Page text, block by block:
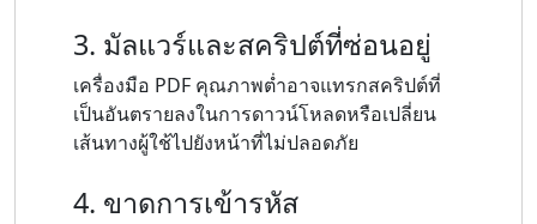
3. มัลแวร์และสคริปต์ที่ซ่อนอยู่
เครื่องมือ PDF คุณภาพต่ำอาจแทรกสคริปต์ที่
เป็นอันตรายลงในการดาวน์โหลดหรือเปลี่ยน
เส้นทางผู้ใช้ไปยังหน้าที่ไม่ปลอดภัย
4. ขาดการเข้ารหัส